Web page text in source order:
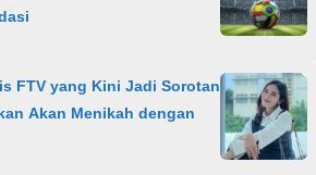
FTV yang Kini Jadi Sorotan
Akan Menikah dengan